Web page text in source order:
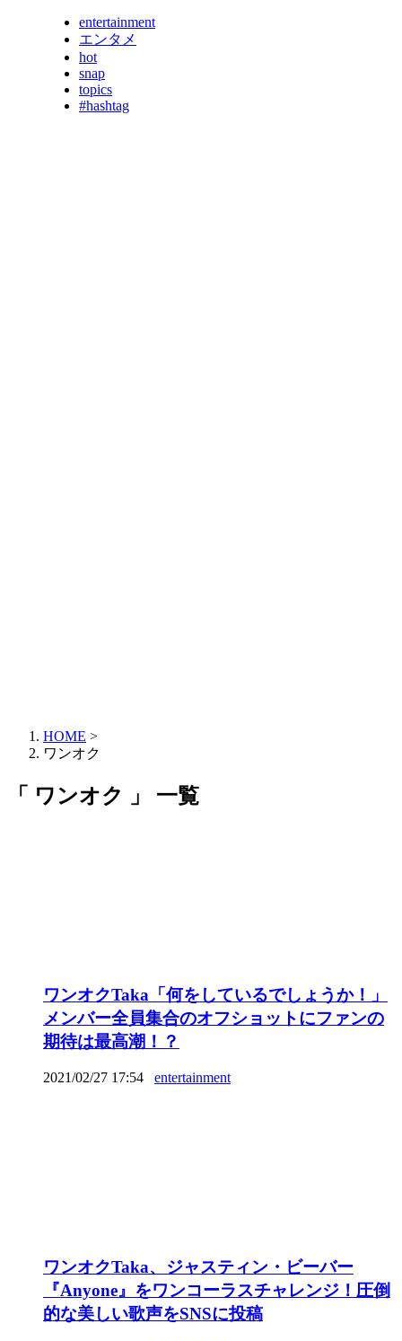
entertainment
エンタメ
hot
snap
topics
#hashtag
HOME >
ワンオク
「 ワンオク 」 一覧
ワンオクTaka「何をしているでしょうか！」
メンバー全員集合のオフショットにファンの
期待は最高潮！？
2021/02/27 17:54 entertainment
ワンオクTaka、ジャスティン・ビーバー
『Anyone』をワンコーラスチャレンジ！圧倒
的な美しい歌声をSNSに投稿